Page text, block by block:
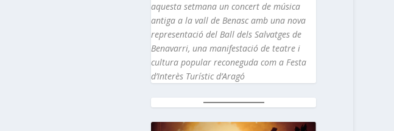
aquesta setmana un concert de música
antiga a la vall de Benasc amb una nova
representació del Ball dels Salvatges de
Benavarri, una manifestació de teatre i
cultura popular reconeguda com a Festa
d’Interès Turístic d’Aragó